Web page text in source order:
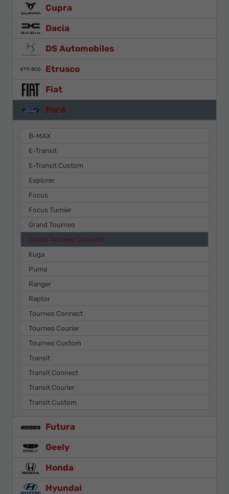
Cupra
Dacia
DS Automobiles
Etrusco
Fiat
Ford
B-MAX
E-Transit
E-Transit Custom
Explorer
Focus
Focus Turnier
Grand Tourneo
Grand Tourneo Connect
Kuga
Puma
Ranger
Raptor
Tourneo Connect
Tourneo Courier
Tourneo Custom
Transit
Transit Connect
Transit Courier
Transit Custom
Futura
Geely
Honda
Hyundai